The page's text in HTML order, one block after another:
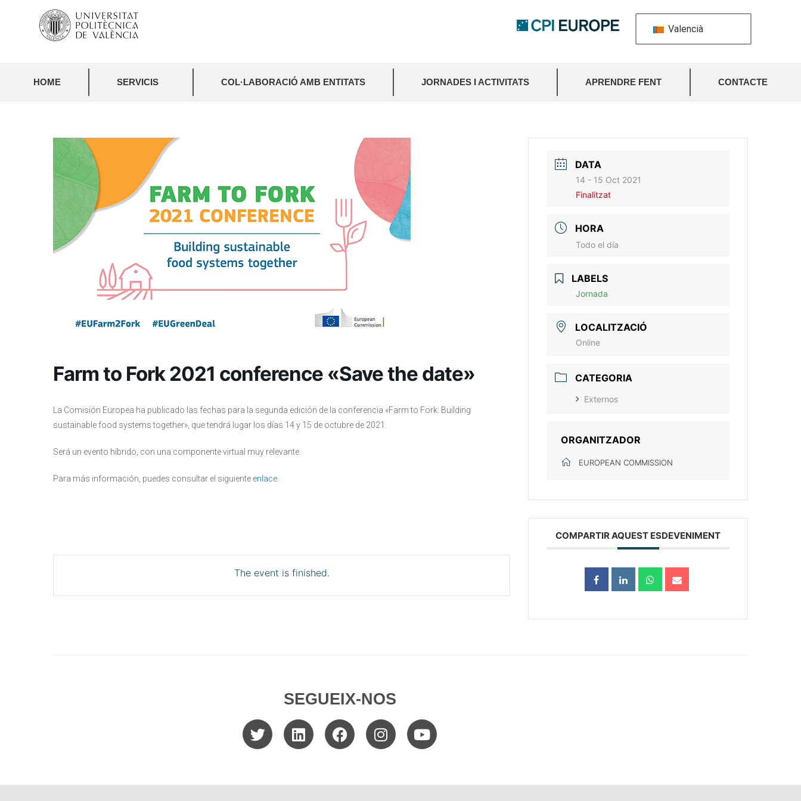
Valencià
HOME SERVICIS COL·LABORACIÓ AMB ENTITATS JORNADES I ACTIVITATS APRENDRE FENT CONTACTE
Farm to Fork 2021 conference «Save the date»
La Comisión Europea ha publicado las fechas para la segunda edición de la conferencia «Farm to Fork: Building
sustainable food systems together», que tendrá lugar los días 14 y 15 de octubre de 2021.
Será un evento híbrido, con una componente virtual muy relevante.
Para más información, puedes consultar el siguiente enlace
The event is finished.
DATA
14 - 15 Oct 2021
Finalitzat
HORA
Todo el día
LABELS
Jornada
LOCALITZACIÓ
Online
CATEGORIA
Externos
ORGANITZADOR
EUROPEAN COMMISSION
COMPARTIR AQUEST ESDEVENIMENT
SEGUEIX-NOS